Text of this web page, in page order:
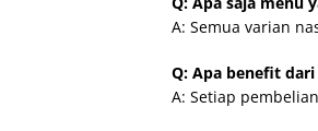
A: Semua varian
Q: Apa benefit
A: Setiap